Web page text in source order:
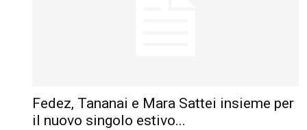
Fedez, Tananai e Mara Sattei insieme per
il nuovo singolo estivo...